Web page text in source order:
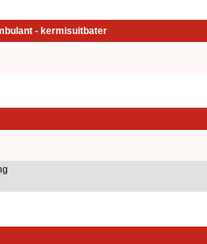
- kermisuitbater